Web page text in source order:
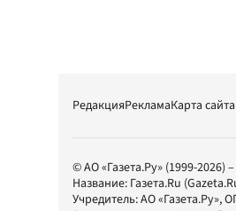
РедакцияРекламаКарта сайта
© АО «Газета.Ру» (1999-2026)
Название: Газета.Ru
Учредитель:АО «Газета.Ру»,